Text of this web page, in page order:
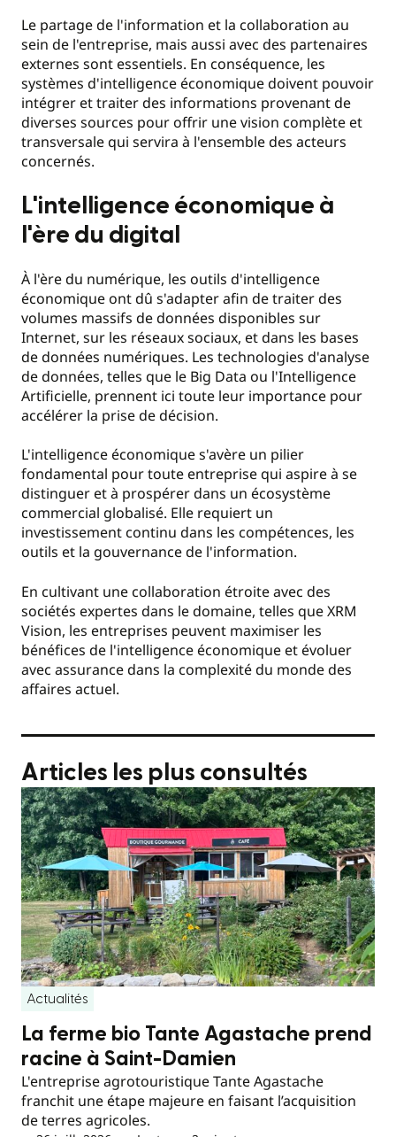
Le partage de l'information et la collaboration au
sein de l'entreprise, mais aussi avec des partenaires
externes sont essentiels. En conséquence, les
systèmes d'intelligence économique doivent pouvoir
intégrer et traiter des informations provenant de
diverses sources pour offrir une vision complète et
transversale qui servira à l'ensemble des acteurs
concernés.
L'intelligence économique à
l'ère du digital
À l'ère du numérique, les outils d'intelligence
économique ont dû s'adapter afin de traiter des
volumes massifs de données disponibles sur
Internet, sur les réseaux sociaux, et dans les bases
de données numériques. Les technologies d'analyse
de données, telles que le Big Data ou l'Intelligence
Artificielle, prennent ici toute leur importance pour
accélérer la prise de décision.
L'intelligence économique s'avère un pilier
fondamental pour toute entreprise qui aspire à se
distinguer et à prospérer dans un écosystème
commercial globalisé. Elle requiert un
investissement continu dans les compétences, les
outils et la gouvernance de l'information.
En cultivant une collaboration étroite avec des
sociétés expertes dans le domaine, telles que XRM
Vision, les entreprises peuvent maximiser les
bénéfices de l'intelligence économique et évoluer
avec assurance dans la complexité du monde des
affaires actuel.
Articles les plus consultés
Actualités
La ferme bio Tante Agastache prend
racine à Saint-Damien
L'entreprise agrotouristique Tante Agastache
franchit une étape majeure en faisant l’acquisition
de terres agricoles.